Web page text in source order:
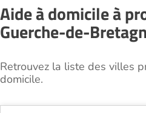
Aide à domicile à
Guerche-de-
Retrouvez la liste des villes
domicile.